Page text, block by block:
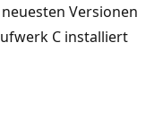
Versionen
C installiert